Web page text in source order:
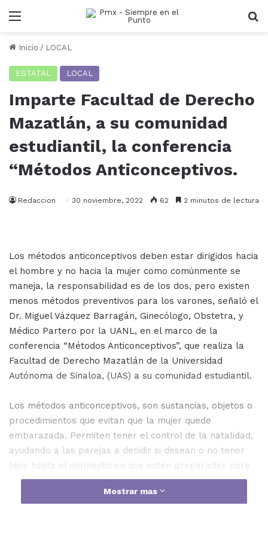
Menu
Inicio / LOCAL
ESTATAL LOCAL
Imparte Facultad de Derecho
Mazatlán, a su comunidad
estudiantil, la conferencia
“Métodos Anticonceptivos.
Redaccion 30 noviembre, 2022 62 2 minutos de lectura
Los métodos anticonceptivos deben estar dirigidos hacia
el hombre y no hacia la mujer como comúnmente se
maneja, la responsabilidad es de los dos, pero existen
menos métodos preventivos para los varones, señaló el
Dr. Miguel Vázquez Barragán, Ginecólogo, Obstetra, y
Médico Partero por la UANL, en el marco de la
conferencia “Métodos Anticonceptivos”, que realiza la
Facultad de Derecho Mazatlán de la Universidad
Autónoma de Sinaloa, (UAS) a su comunidad estudiantil.
Los métodos anticonceptivos, son sustancias, objetos o
procedimientos que evitan que la mujer quede
embarazada. Permiten tener el control de la natalidad,
ayudando a las parejas a decidir si desean o no tener
hijos hasta el momento en que estén preparadas para
ello.
Mostrar mas